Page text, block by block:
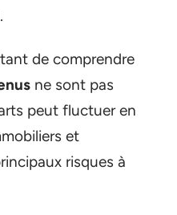
de comprendre
ne sont pas
peut fluctuer en
et
risques à